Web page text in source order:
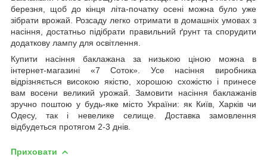
березня, щоб до кінця літа-початку осені можна було уже
зібрати врожай. Розсаду легко отримати в домашніх умовах з
насіння, достатньо підібрати правильний ґрунт та спорудити
додаткову лампу для освітлення.
Купити насіння баклажана за низькою ціною можна в
інтернет-магазині «7 Соток». Усе насіння виробника
відрізняється високою якістю, хорошою схожістю і принесе
вам восени великий урожай. Замовити насіння баклажанів
зручно поштою у будь-яке місто України: як Київ, Харків чи
Одесу, так і невелике селище. Доставка замовлення
відбудеться протягом 2-3 днів.
Приховати